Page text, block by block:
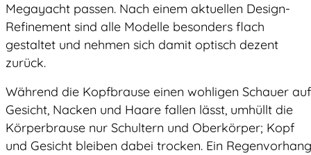
Megayacht passen. Nach einem aktuellen Design-
Refinement sind alle Modelle besonders flach
gestaltet und nehmen sich damit optisch dezent
zurück.
Während die Kopfbrause einen wohligen Schauer auf
Gesicht, Nacken und Haare fallen lässt, umhüllt die
Körperbrause nur Schultern und Oberkörper; Kopf
und Gesicht bleiben dabei trocken. Ein Regenvorhang